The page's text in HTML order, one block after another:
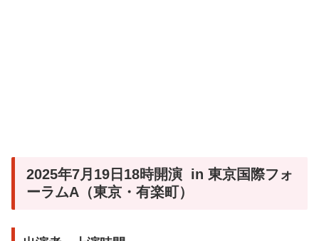
2025年7月19日18時開演 in 東京国際フォ
ーラムA（東京・有楽町）